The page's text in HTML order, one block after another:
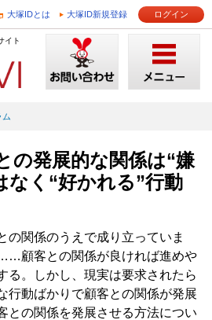
大塚IDとは 大塚ID新規登録 ログイン
イト
ム
の発展的な関係は“嫌
なく“好かれる”行動
の関係のうえで成り立っていま
顧客との関係が良ければ進めや
る。しかし、現実は要求されたら
行動ばかりで顧客との関係が発展
の関係を発展させる方法につい